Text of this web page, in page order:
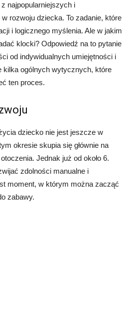
najpopularniejszych i
rozwoju dziecka. To zadanie, które
i logicznego myślenia. Ale w jakim
klocki? Odpowiedź na to pytanie
od indywidualnych umiejętności i
kilka ogólnych wytycznych, które
ten proces.
dziecko nie jest jeszcze w
okresie skupia się głównie na
Jednak już od około 6.
zdolności manualne i
moment, w którym można zacząć
zabawy.